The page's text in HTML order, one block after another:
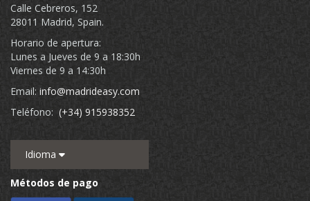
Calle Cebreros, 152
28011 Madrid, Spain.
Horario de apertura:
Lunes a Jueves de 9 a 18:30h
Viernes de 9 a 14:30h
Email: info@madrideasy.com
Teléfono: (+34) 915938352
Idioma
Métodos de pago